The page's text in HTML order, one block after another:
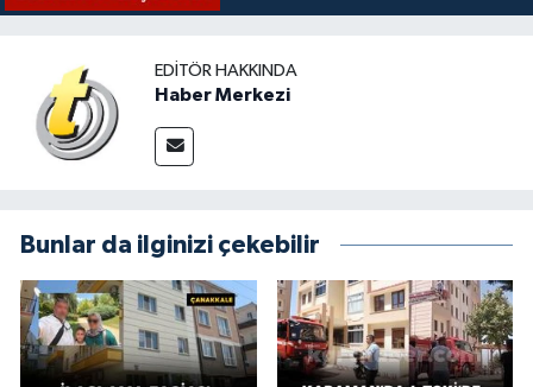
EDITÖR HAKKINDA
Haber Merkezi
Bunlar da ilginizi çekebilir